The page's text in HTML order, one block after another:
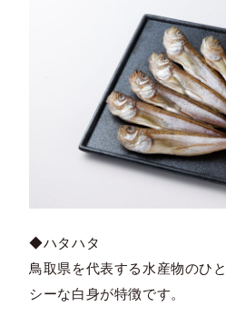
◆ハタハタ
鳥取県を代表する水産物のひ
シーな白身が特徴です。